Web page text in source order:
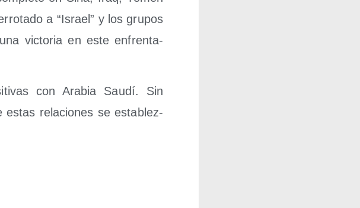
a “Israel” y los gru­pos
vic­to­ria en este enfren­ta­
con Ara­bia Sau­dí. Sin
estas rela­cio­nes se esta­blez­